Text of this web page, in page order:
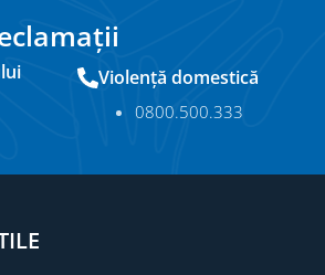
Violență domestică
0800.500.333